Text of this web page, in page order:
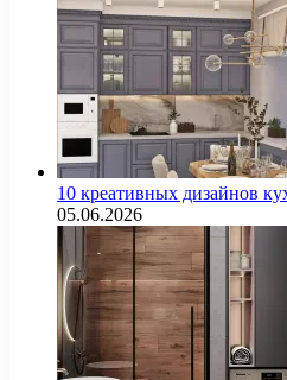
10 креативных дизайнов
05.06.2026